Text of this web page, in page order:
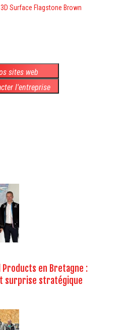
Surface Flagstone Brown
sites web
l'entreprise
Products en Bretagne :
surprise stratégique